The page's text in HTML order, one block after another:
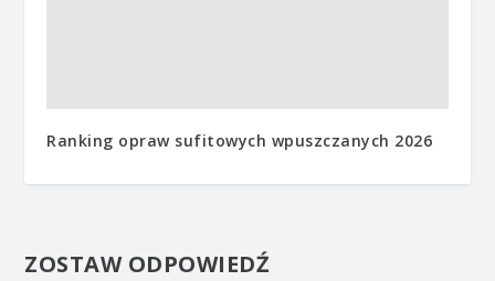
Ranking opraw sufitowych wpuszczanych 2026
ZOSTAW ODPOWIEDŹ